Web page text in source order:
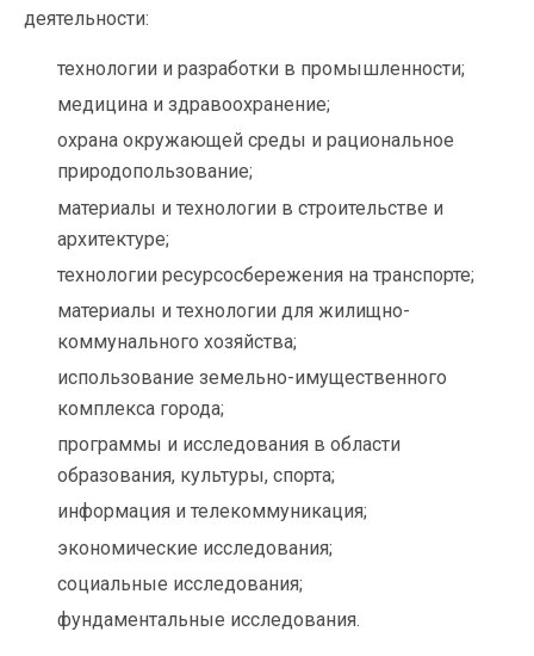
деятельности:
технологии и разработки в промышленности;
медицина и здравоохранение;
охрана окружающей среды и рациональное
природопользование;
материалы и технологии в строительстве и
архитектуре;
технологии ресурсосбережения на транспорте;
материалы и технологии для жилищно-
коммунального хозяйства;
использование земельно-имущественного
комплекса города;
программы и исследования в области
образования, культуры, спорта;
информация и телекоммуникация;
экономические исследования;
социальные исследования;
фундаментальные исследования.